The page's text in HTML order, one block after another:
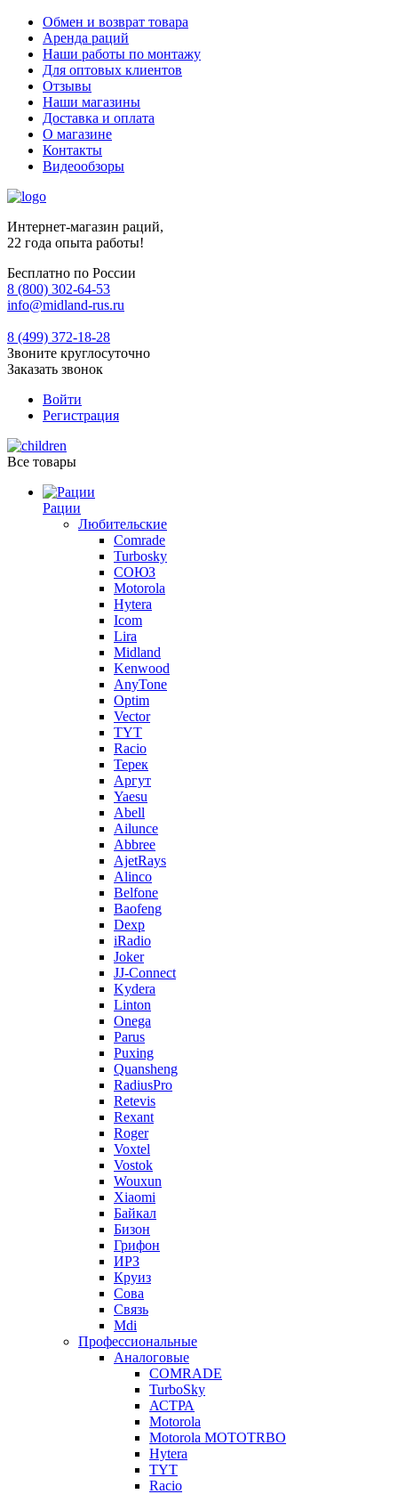
Обмен и возврат товара
Аренда раций
Наши работы по монтажу
Для оптовых клиентов
Отзывы
Наши магазины
Доставка и оплата
О магазине
Контакты
Видеообзоры
Интернет-магазин раций,
22 года опыта работы!
Бесплатно по России
8 (800) 302-64-53
info@midland-rus.ru
8 (499) 372-18-28
Звоните круглосуточно
Заказать звонок
Войти
Регистрация
Все товары
Рации
Любительские
Comrade
Turbosky
СОЮЗ
Motorola
Hytera
Icom
Lira
Midland
Kenwood
AnyTone
Optim
Vector
TYT
Racio
Терек
Аргут
Yaesu
Abell
Ailunce
Abbree
AjetRays
Alinco
Belfone
Baofeng
Dexp
iRadio
Joker
JJ-Connect
Kydera
Linton
Onega
Parus
Puxing
Quansheng
RadiusPro
Retevis
Rexant
Roger
Voxtel
Vostok
Wouxun
Xiaomi
Байкал
Бизон
Грифон
ИРЗ
Круиз
Сова
Связь
Mdi
Профессиональные
Аналоговые
COMRADE
TurboSky
АСТРА
Motorola
Motorola MOTOTRBO
Hytera
TYT
Racio